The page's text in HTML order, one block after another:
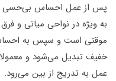
پس از عمل احساس بی‌حسی و
به ویژه در نواحی میانی و
موقتی است و سپس به
عمل به تدریج از بین می‌رود.